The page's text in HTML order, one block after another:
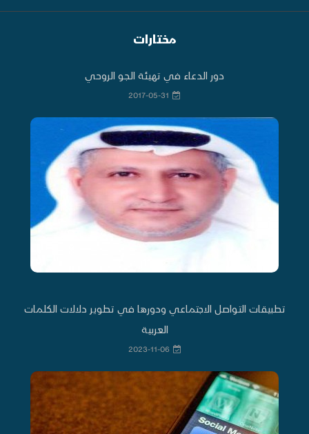
مختارات
دور الدعاء في تهيئة الجو الروحي
2017-05-31
تطبيقات التواصل الاجتماعي ودورها في تطوير دلالات الكلمات
العربية
2023-11-06